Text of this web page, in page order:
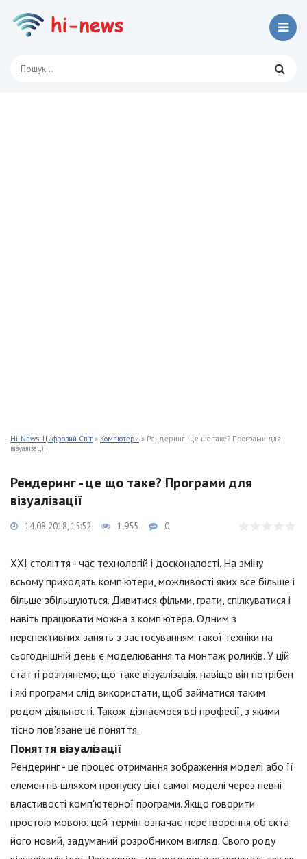
Hi-News: Цифровий Світ » Компютери » Рендеринг - це що таке? Програми для
візуалізації
Рендеринг - це що таке? Програми для
візуалізації
14.08.2018, 15:52 1 955 0
XXI століття - час технологій і досконалості. На зміну
всьому приходять комп'ютери, можливості яких все більше і
більше збільшуються. Дивитися фільми, грати, спілкуватися і
навіть працювати можна з комп'ютера. Одним з
перспективних занять з застосуванням такої техніки на
сьогоднішній день є моделювання та монтаж роликів. У цій
статті розглянемо, що таке візуалізація, навіщо він потрібен
і які програми слід використати, щоб займатися таким
родом діяльності. Також дізнаємося всі професії, з якими
тісно пов'язане це поняття.
Поняття візуалізації
Рендеринг - це процес отримання зображення моделі або її
елементів шляхом пропуску цієї самої моделі через певні
властивості комп'ютерної програми. Якщо говорити
простою мовою, цей термін означає перетворення об'єкта
його новий, задуманий розробником вигляд. Свого роду